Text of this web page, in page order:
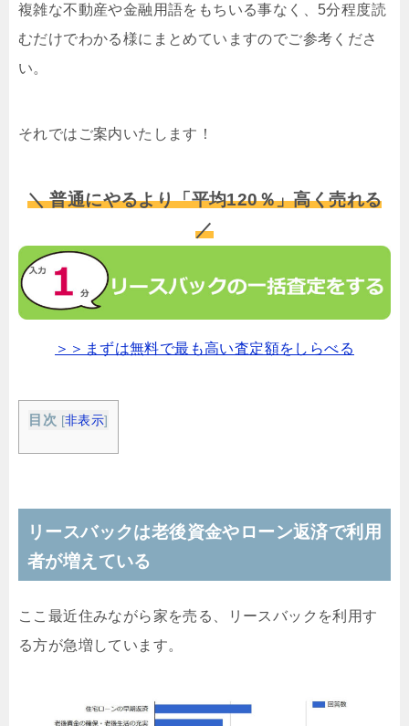
複雑な不動産や金融用語をもちいる事なく、5分程度読
むだけでわかる様にまとめていますのでご参考くださ
い。
それではご案内いたします！
＼ 普通にやるより「平均120％」高く売れる
／
＞＞まずは無料で最も高い査定額をしらべる
目次 [非表示]
リースバックは老後資金やローン返済で利用
者が増えている
ここ最近住みながら家を売る、リースバックを利用す
る方が急増しています。